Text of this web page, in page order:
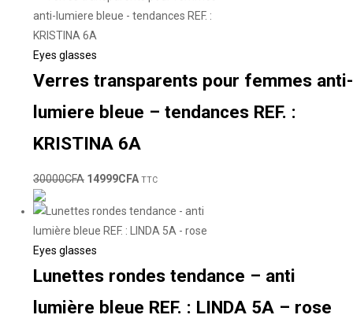
Eyes glasses
Verres transparents pour femmes anti-
lumiere bleue – tendances REF. :
KRISTINA 6A
30000CFA 14999CFA TTC
Eyes glasses
Lunettes rondes tendance – anti
lumière bleue REF. : LINDA 5A – rose